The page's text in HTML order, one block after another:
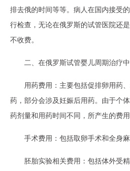
排去俄的时间等等。病人在国内接受
行检查，无论在俄罗斯的试管医院还
不收费。
二、在俄罗斯试管婴儿周期治疗中
用药费用：主要包括促排卵用药
药，部分会涉及妊娠后用药。由于个
药剂量和用药时间不同，所产生的费用
手术费用：包括取卵手术和全身
胚胎实验相关费用：包括体外受